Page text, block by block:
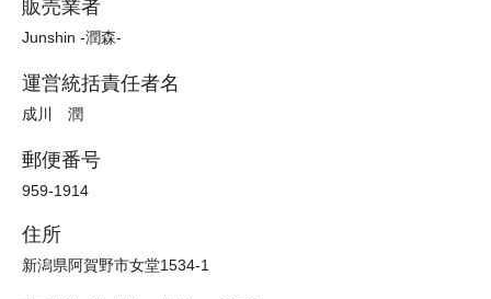
販売業者
Junshin -潤森-
運営統括責任者名
成川 潤
郵便番号
959-1914
住所
新潟県阿賀野市女堂1534-1